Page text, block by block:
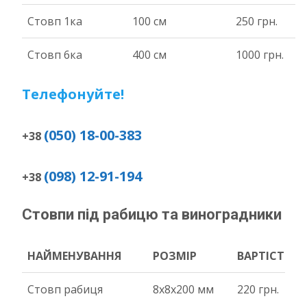
Стовп 1ка 100 см 250 грн.
Стовп 6ка 400 см 1000 грн.
Телефонуйте!
+38 (050) 18-00-383
+38 (098) 12-91-194
Стовпи під рабицю та виноградники
НАЙМЕНУВАННЯ РОЗМІР
ВАРТІСТЬ
НАЙМЕНУВАННЯ
РОЗМІР ВАРТІСТЬ
Стовп рабиця 8x8x200 мм 220 грн.